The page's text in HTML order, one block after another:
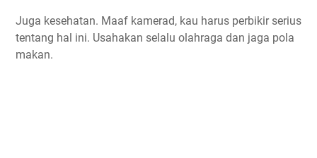
Juga kesehatan. Maaf kamerad, kau harus perbikir serius
tentang hal ini. Usahakan selalu olahraga dan jaga pola
makan.